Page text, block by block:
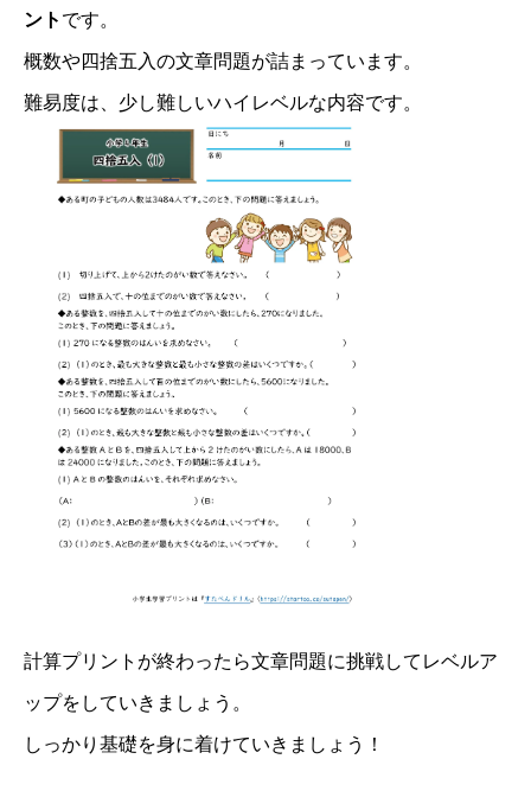
ントです。
概数や四捨五入の文章問題が詰まっています。
難易度は、少し難しいハイレベルな内容です。
計算プリントが終わったら文章問題に挑戦してレベルア
ップをしていきましょう。
しっかり基礎を身に着けていきましょう！